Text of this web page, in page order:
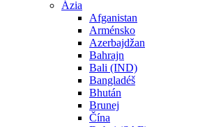
Ázia
Afganistan
Arménsko
Azerbajdžan
Bahrajn
Bali (IND)
Bangladéš
Bhután
Brunej
Čína